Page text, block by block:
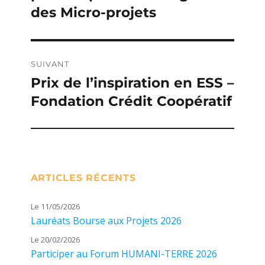
des Micro-projets
SUIVANT
Publication
suivante :
Prix de l’inspiration en ESS –
Fondation Crédit Coopératif
ARTICLES RÉCENTS
Le 11/05/2026
Lauréats Bourse aux Projets 2026
Le 20/02/2026
Participer au Forum HUMANI-TERRE 2026